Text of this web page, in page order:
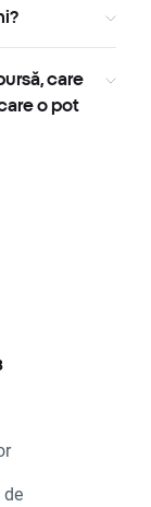
care
o pot